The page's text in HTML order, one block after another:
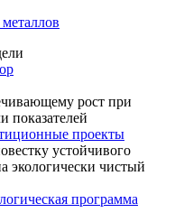
рост при
показателей
проекты
устойчивого
экологически чистый
программа